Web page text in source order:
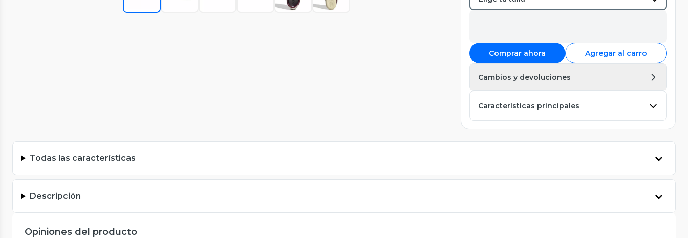
Comprar ahora Agregar al carro
Cambios y devoluciones
Características principales
Todas las características
Descripción
Opiniones del producto